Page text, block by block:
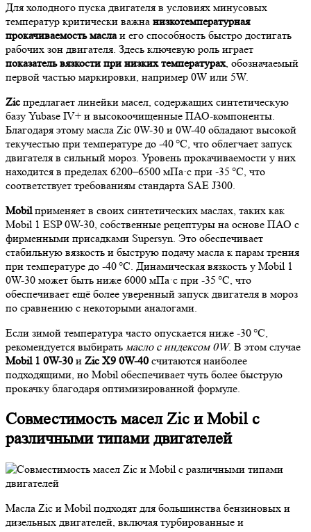
Для холодного пуска двигателя в условиях минусовых
температур критически важна низкотемпературная
прокачиваемость маслаи его способность быстро достигать
рабочих зон двигателя. Здесь ключевую роль играет
показатель вязкости при низких температурах, обозначаемый
первой частью маркировки, например 0W или 5W.
Zicпредлагает линейки масел, содержащих синтетическую
базу Yubase IV+ и высокоочищенные ПАО-компоненты.
Благодаря этому масла Zic 0W-30 и 0W-40 обладают высокой
текучестью при температуре до -40 °C, что облегчает запуск
двигателя в сильный мороз. Уровень прокачиваемости у них
находится в пределах 6200–6500 мПа·с при -35 °C, что
соответствует требованиям стандарта SAE J300.
Mobilприменяет в своих синтетических маслах, таких как
Mobil 1 ESP 0W-30, собственные рецептуры на основе ПАО с
фирменными присадками Supersyn. Это обеспечивает
стабильную вязкость и быструю подачу масла к парам трения
при температуре до -40 °C. Динамическая вязкость у Mobil 1
0W-30 может быть ниже 6000 мПа·с при -35 °C, что
обеспечивает ещё более уверенный запуск двигателя в мороз
по сравнению с некоторыми аналогами.
Если зимой температура часто опускается ниже -30 °C,
рекомендуется выбирать масло с индексом 0W. В этом случае
Mobil 1 0W-30 и Zic X9 0W-40 считаются наиболее
подходящими, но Mobil обеспечивает чуть более быструю
прокачку благодаря оптимизированной формуле.
Совместимость масел Zic и Mobil с
различными типами двигателей
Масла Zic и Mobil подходят для большинства бензиновых и
дизельных двигателей, включая турбированные и